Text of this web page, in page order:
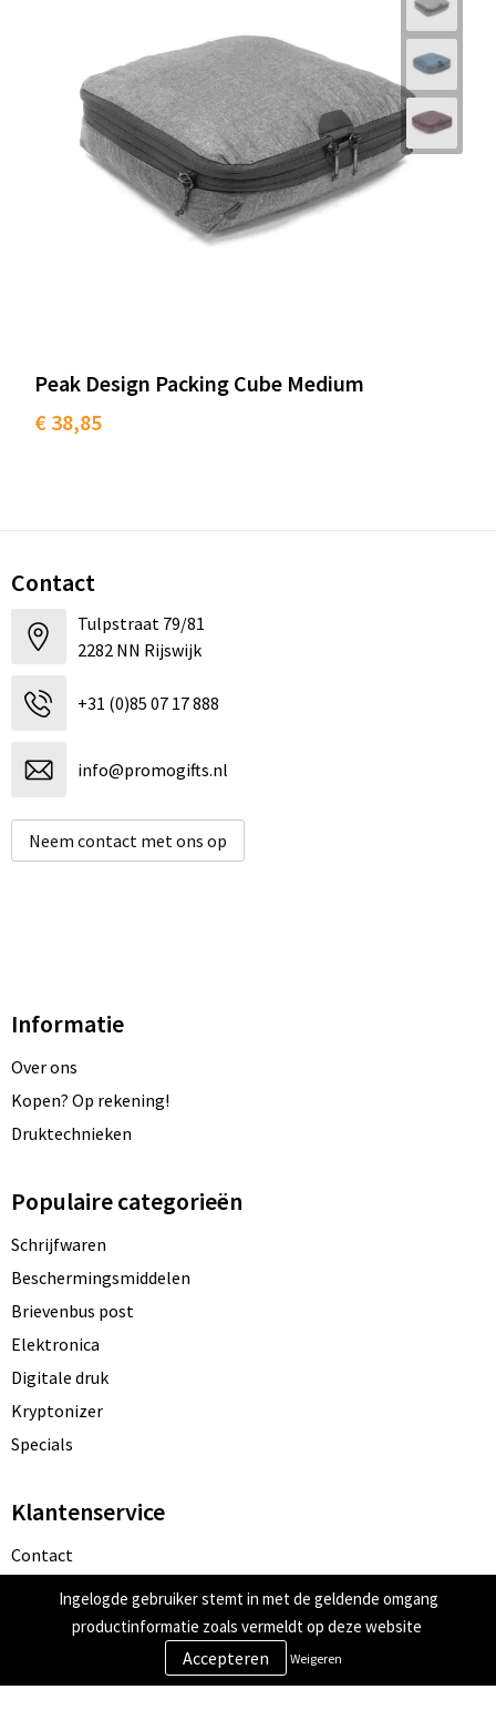
Peak Design Packing Cube Medium
€ 38,85
Contact
Tulpstraat 79/81
2282 NN Rijswijk
+31 (0)85 07 17 888
info@promogifts.nl
Neem contact met ons op
Informatie
Over ons
Kopen? Op rekening!
Druktechnieken
Populaire categorieën
Schrijfwaren
Beschermingsmiddelen
Brievenbus post
Elektronica
Digitale druk
Kryptonizer
Specials
Klantenservice
Contact
Bestelling & Bezorging
Betaalmethoden
Ingelogde gebruiker stemt in met de geldende omgang
productinformatie zoals vermeldt op deze website
Weigeren